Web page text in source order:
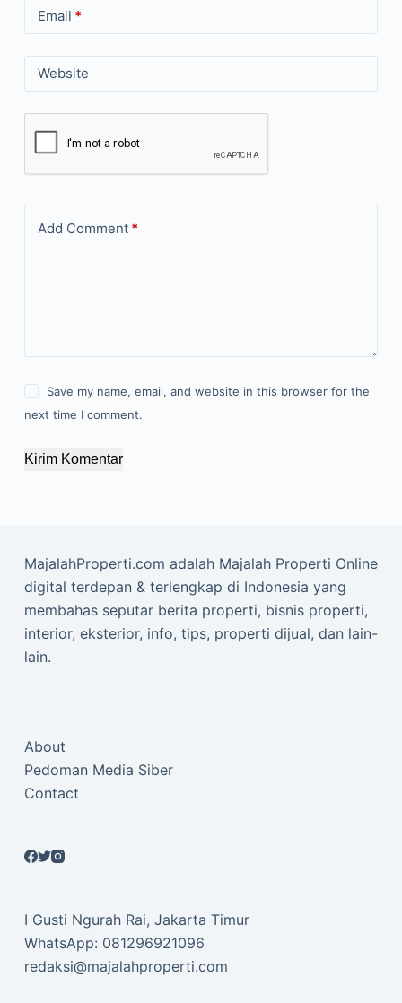
Email *
Website
Add Comment*
Save my name, email, and website in this browser for the
next time I comment.
Kirim Komentar
MajalahProperti.com adalah Majalah Properti Online
digital terdepan & terlengkap di Indonesia yang
membahas seputar berita properti, bisnis properti,
interior, eksterior, info, tips, properti dijual, dan lain-
lain.
About
Pedoman Media Siber
Contact
I Gusti Ngurah Rai, Jakarta Timur
WhatsApp: 081296921096
redaksi@majalahproperti.com